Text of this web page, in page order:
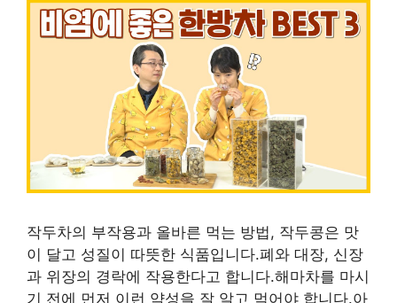
작두차의 부작용과 올바른 먹는 방법, 작두콩은 맛
이 달고 성질이 따뜻한 식품입니다.폐와 대장, 신장
과 위장의 경락에 작용한다고 합니다.해마차를 마시
기 전에 먼저 이런 약성을 잘 알고 먹어야 합니다.아